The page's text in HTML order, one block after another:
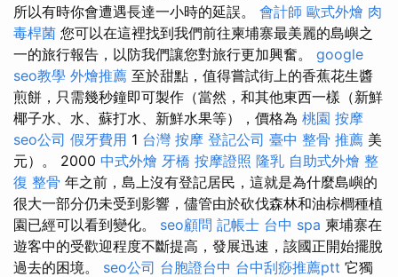
所以有時你會遭遇長達一小時的延誤。 會計師 歐式外燴 肉
毒桿菌 您可以在這裡找到我們前往柬埔寨最美麗的島嶼之
一的旅行報告，以防我們讓您對旅行更加興奮。 google
seo教學 外燴推薦 至於甜點，值得嘗試街上的香蕉花生醬
煎餅，只需幾秒鐘即可製作（當然，和其他東西一樣（新鮮
椰子水、水、蘇打水、新鮮水果等），價格為 桃園 按摩
seo公司 假牙費用 1 台灣 按摩 登記公司 臺中 整骨 推薦 美
元）。 2000 中式外燴 牙橋 按摩證照 隆乳 自助式外燴 整
復 整骨 年之前，島上沒有登記居民，這就是為什麼島嶼的
很大一部分仍未受到影響，儘管由於砍伐森林和油棕櫚種植
園已經可以看到變化。 seo顧問 記帳士 台中 spa 柬埔寨在
遊客中的受歡迎程度不斷提高，發展迅速，該國正開始擺脫
過去的困境。 seo公司 台胞證台中 台中刮痧推薦ptt 它獨